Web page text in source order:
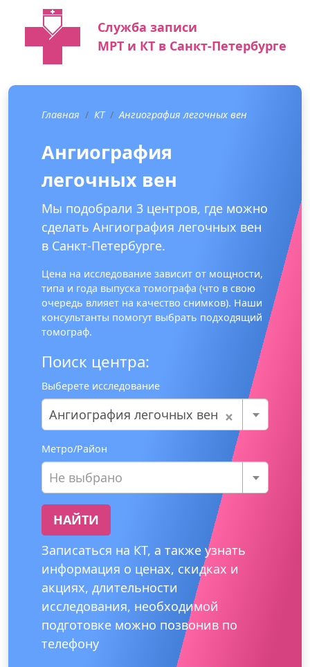
Служба записи
МРТ и КТ в Санкт-Петербурге
Главная КТ Ангиография легочных вен
Ангиография
легочных вен
Мы подобрали 3 центров, где можно
сделать Ангиография легочных вен
в Санкт-Петербурге.
Цена на исследование зависит от мощности,
типа и года выпуска томографа (что в свою
очередь влияет на качество снимков). Наши
консультанты помогут выбрать подходящий
томограф.
Поиск центра:
Выберете исследование
×
Ангиография легочных вен
Метро/Район
Не выбрано
НАЙТИ
Записаться на КТ, а также узнать
информация о ценах, скидках и
акциях, длительности
исследования, необходимой
подготовке можно позвонив по
телефону